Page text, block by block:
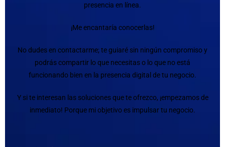
presencia en línea.
¡Me encantaría conocerlas!
No dudes en contactarme; te guiaré sin ningún compromiso y
podrás compartir lo que necesitas o lo que no está
funcionando bien en la presencia digital de tu negocio.
Y si te interesan las soluciones que te ofrezco, ¡empezamos de
inmediato! Porque mi objetivo es impulsar tu negocio.